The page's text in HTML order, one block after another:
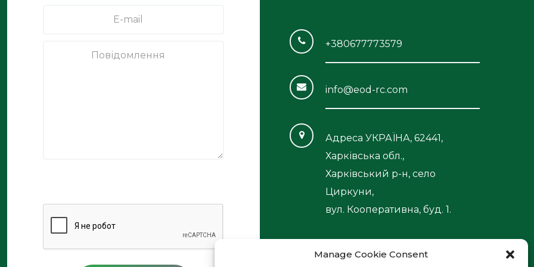
Manage Cookie Consent
+380677773579
info@eod-rc.com
Адреса УКРАЇНА, 62441,
Харківська обл.,
Харківський р-н, село
Циркуни,
вул. Кооперативна, буд. 1.